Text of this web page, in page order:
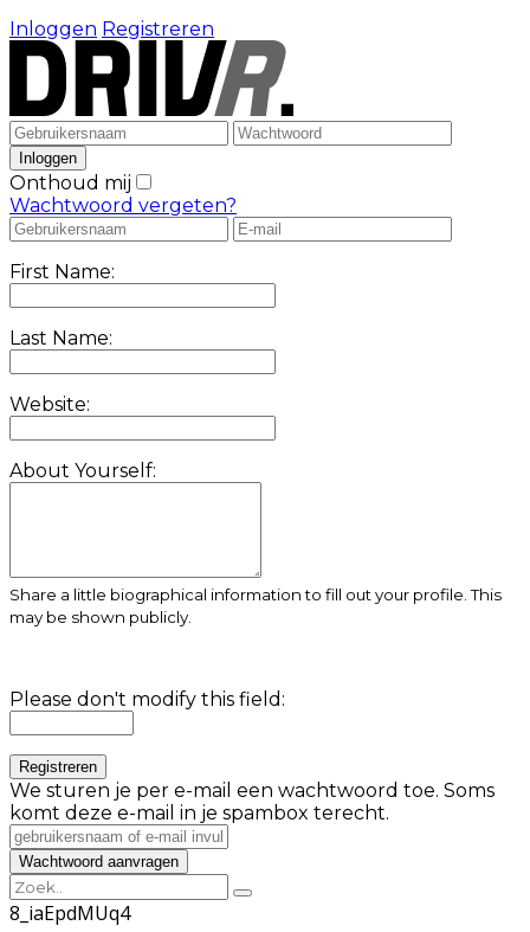
Inloggen Registreren
Onthoud mij
Wachtwoord vergeten?
First Name:
Last Name:
Website:
About Yourself:
Share a little biographical information to fill out your profile. This
may be shown publicly.
Please don't modify this field:
We sturen je per e-mail een wachtwoord toe. Soms
komt deze e-mail in je spambox terecht.
8_iaEpdMUq4